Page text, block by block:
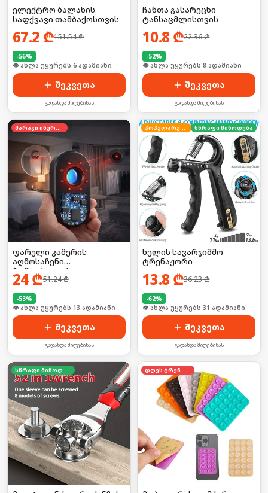
ელექტრო ბალახის
საფქვავი თამბაქოსთვის
67.2 ₾151.54₾
-56%
🛒 ბოლო 24სთ-ში იყიდა 9-მა
შეკვეთა
გადახდა მიღებისას
ჩანთა გასარეცხი
ტანსაცმლისთვის
10.8 ₾22.36₾
-52%
🛒 ბოლო 24სთ-ში იყიდა 10-მა
შეკვეთა
გადახდა მიღებისას
მარაგი იწურება
ფარული კამერის
აღმოსაჩენი
მოწყობილობა
24₾51.24₾
-53%
შეკვეთა
გადახდა მიღებისას
პოპულარული სწრაფი მიწოდება
ხელის სავარჯიშშო
ტრენაჟორი
13.8 ₾36.23₾
-62%
👁 ახლა უყურებს 31 ადამიანი
შეკვეთა
გადახდა მიღებისას
სწრაფი მიწოდება დღეს ტრენდში